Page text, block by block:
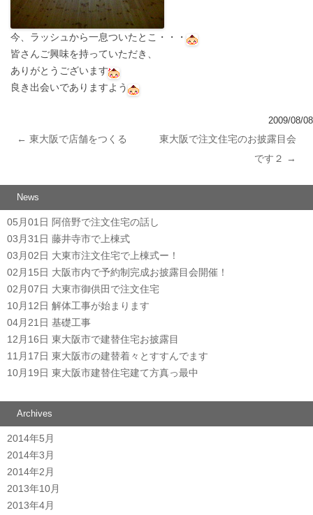
今、ラッシュから一息ついたとこ・・・
皆さんご興味を持っていただき、
ありがとうございます
良き出会いでありますよう
2009/08/08
← 東大阪で店舗をつくる
東大阪で注文住宅のお披露目会
です２
→
News
05月01日 阿倍野で注文住宅の話し
03月31日 藤井寺市で上棟式
03月02日 大東市注文住宅で上棟式ー！
02月15日 大阪市内で予約制完成お披露目会開催！
02月07日 大東市御供田で注文住宅
10月12日 解体工事が始まります
04月21日 基礎工事
12月16日 東大阪市で建替住宅お披露目
11月17日 東大阪市の建替着々とすすんでます
10月19日 東大阪市建替住宅建て方真っ最中
Archives
2014年5月
2014年3月
2014年2月
2013年10月
2013年4月